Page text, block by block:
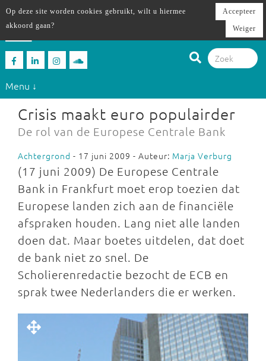
Menu ↓
Crisis maakt euro populairder
De rol van de Europese Centrale Bank
Achtergrond - 17 juni 2009 - Auteur: Marja Verburg
(17 juni 2009) De Europese Centrale
Bank in Frankfurt moet erop toezien dat
Europese landen zich aan de financiële
afspraken houden. Lang niet alle landen
doen dat. Maar boetes uitdelen, dat doet
de bank niet zo snel. De
Scholierenredactie bezocht de ECB en
sprak twee Nederlanders die er werken.
Op deze site worden cookies gebruikt, wilt u hiermee
akkoord gaan?
Accepteer
Weiger